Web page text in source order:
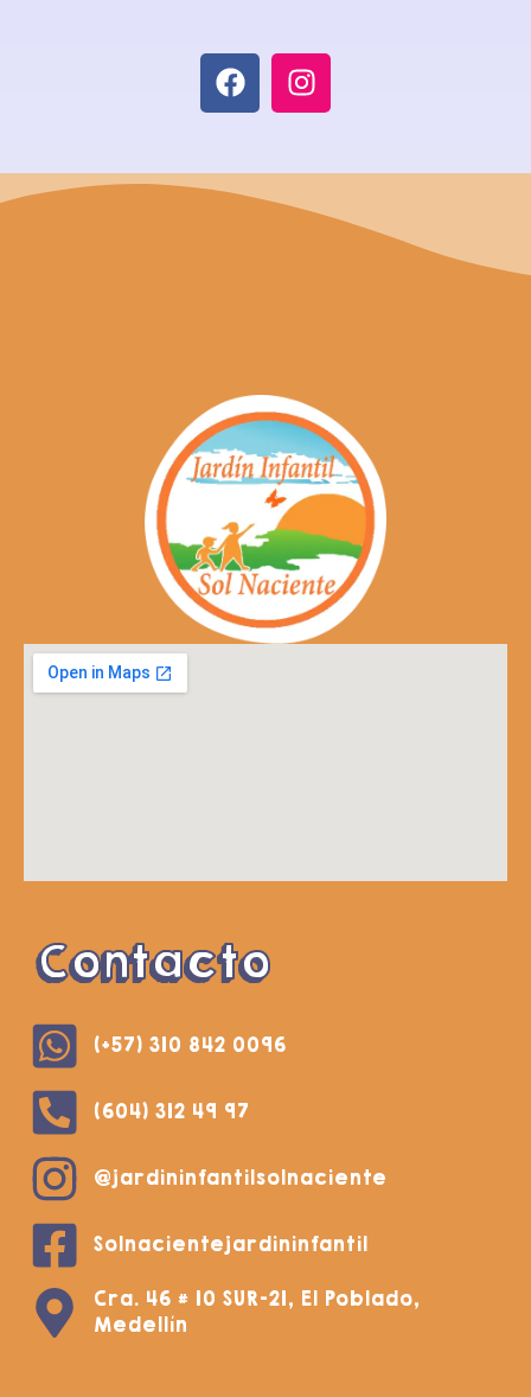
Contacto
(+57) 310 842 0096
(604) 312 49 97
@jardininfantilsolnaciente
Solnacientejardininfantil
Cra. 46 # 10 SUR-21, El Poblado,
Medellín